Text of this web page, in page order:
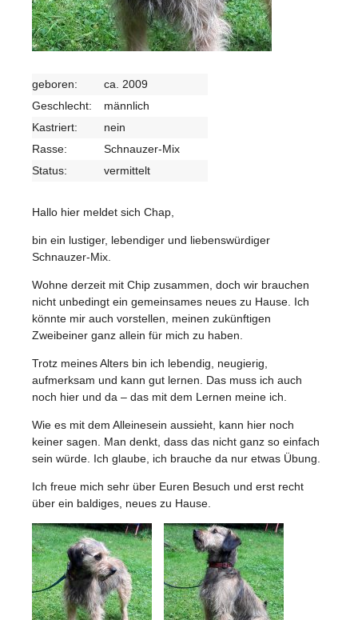
geboren:
ca. 2009
Geschlecht:
männlich
Kastriert:
nein
Rasse:
Schnauzer-Mix
Status:
vermittelt
Hallo hier meldet sich Chap,
bin ein lustiger, lebendiger und liebenswürdiger
Schnauzer-Mix.
Wohne derzeit mit Chip zusammen, doch wir brauchen
nicht unbedingt ein gemeinsames neues zu Hause. Ich
könnte mir auch vorstellen, meinen zukünftigen
Zweibeiner ganz allein für mich zu haben.
Trotz meines Alters bin ich lebendig, neugierig,
aufmerksam und kann gut lernen. Das muss ich auch
noch hier und da – das mit dem Lernen meine ich.
Wie es mit dem Alleinesein aussieht, kann hier noch
keiner sagen. Man denkt, dass das nicht ganz so einfach
sein würde. Ich glaube, ich brauche da nur etwas Übung.
Ich freue mich sehr über Euren Besuch und erst recht
über ein baldiges, neues zu Hause.